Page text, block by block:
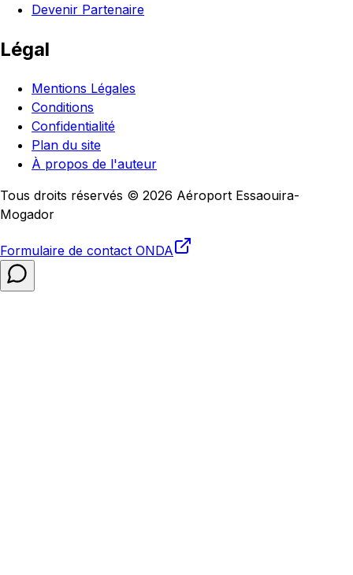
Devenir Partenaire
Légal
Mentions Légales
Conditions
Confidentialité
Plan du site
À propos de l'auteur
Tous droits réservés © 2026 Aéroport Essaouira-
Mogador
Formulaire de contact ONDA